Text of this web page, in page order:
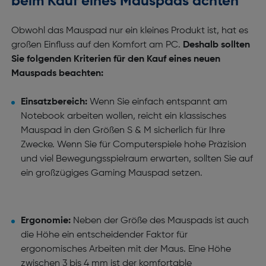
Obwohl das Mauspad nur ein kleines Produkt ist, hat es
großen Einfluss auf den Komfort am PC. Deshalb sollten
Sie folgenden Kriterien für den Kauf eines neuen
Mauspads beachten:
Einsatzbereich:Wenn Sie einfach entspannt am
Notebook arbeiten wollen, reicht ein klassisches
Mauspad in den Größen S & M sicherlich für Ihre
Zwecke. Wenn Sie für Computerspiele hohe Präzision
und viel Bewegungsspielraum erwarten, sollten Sie auf
ein großzügiges Gaming Mauspad setzen.
Ergonomie:Neben der Größe des Mauspads ist auch
die Höhe ein entscheidender Faktor für
ergonomisches Arbeiten mit der Maus. Eine Höhe
zwischen 3 bis 4 mm ist der komfortable